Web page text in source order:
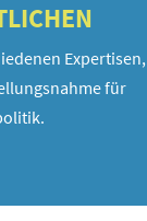
Expertisen,
für